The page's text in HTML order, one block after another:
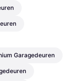
Garagedeuren